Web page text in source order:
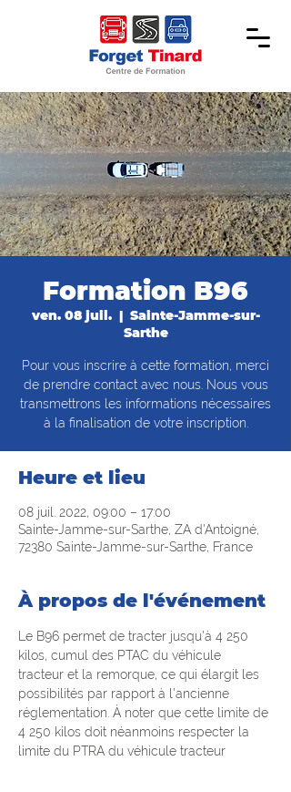
Formation B96
ven. 08 juil.
  |
Sainte-Jamme-sur-
Sarthe
Pour vous inscrire à cette formation, merci
de prendre contact avec nous. Nous vous
transmettrons les informations nécessaires
à la finalisation de votre inscription.
Heure et lieu
08 juil. 2022, 09:00 – 17:00
Sainte-Jamme-sur-Sarthe, ZA d'Antoigné,
72380 Sainte-Jamme-sur-Sarthe, France
À propos de l'événement
Le B96 permet de tracter jusqu'à 4 250
kilos, cumul des PTAC du véhicule
tracteur et la remorque, ce qui élargit les
possibilités par rapport à l'ancienne
réglementation. À noter que cette limite de
4 250 kilos doit néanmoins respecter la
limite du PTRA du véhicule tracteur